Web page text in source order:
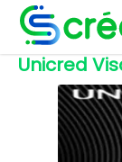
Unicred